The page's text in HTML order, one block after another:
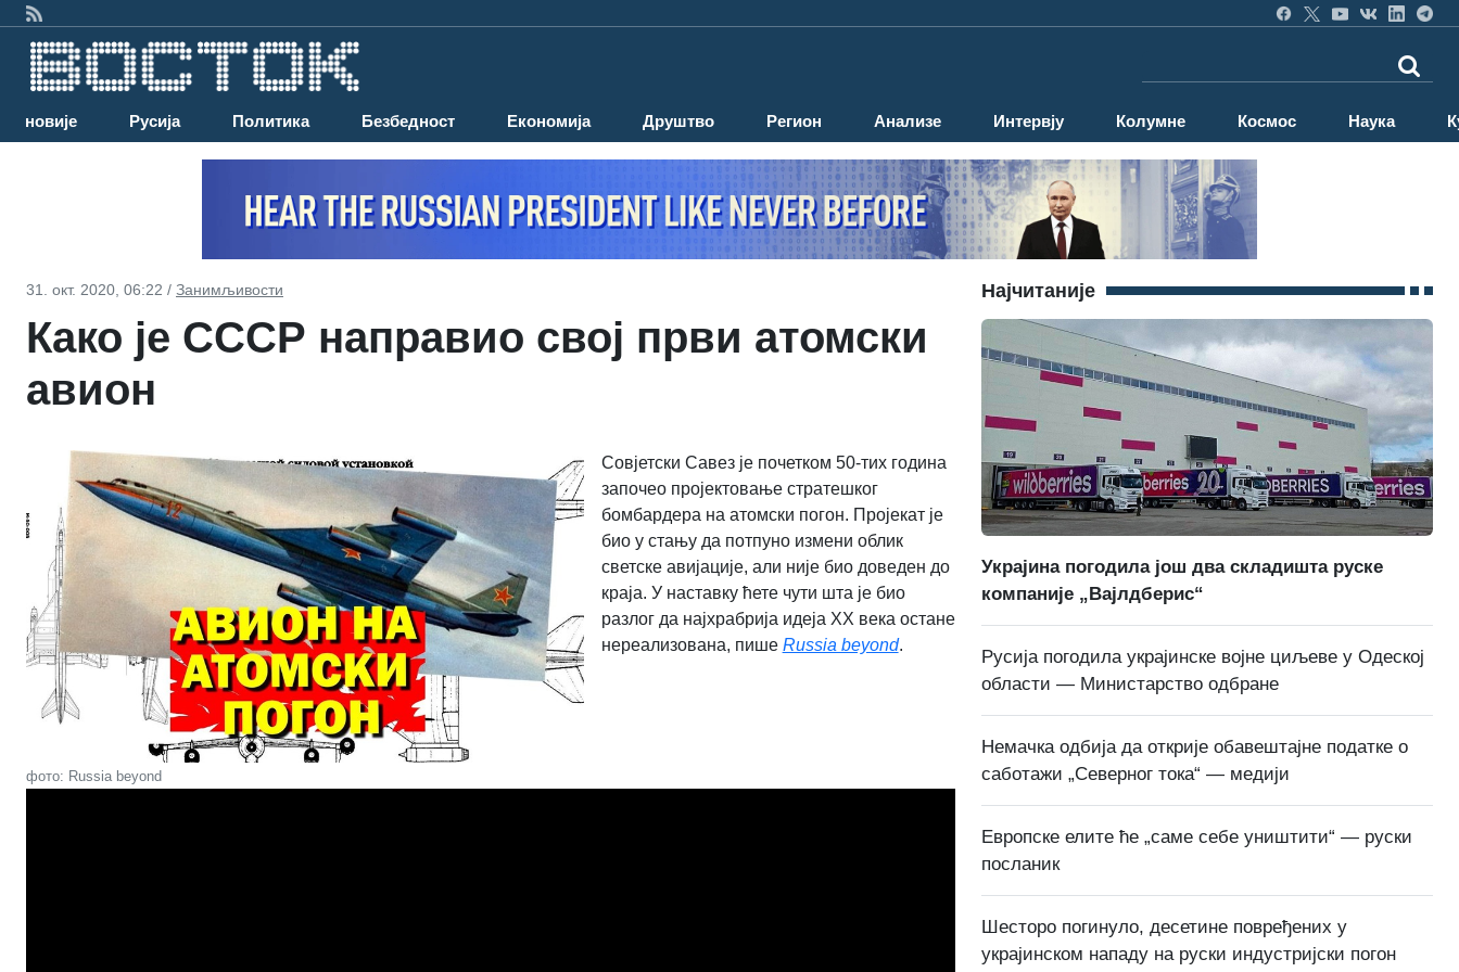
Најновије Русија Политика Безбедност Економија Друштво Регион Анализе Интервју Колумне Космос Наука
31. окт. 2020, 06:22 / Занимљивости
Како је СССР направио свој први атомски
авион
фото: Russia beyond
Совјетски Савез је почетком 50-тих година
започео пројектовање стратешког
бомбардера на атомски погон. Пројекат је
био у стању да потпуно измени облик
светске авијације, али није био доведен до
краја. У наставку ћете чути шта је био
разлог да најхрабрија идеја ХХ века остане
нереализована, пише Russia beyond.
Најчитаније
Украјина погодила још два складишта руске
компаније „Вајлдберис“
Русија погодила украјинске војне циљеве у Одеској
области — Министарство одбране
Немачка одбија да открије обавештајне податке о
саботажи „Северног тока“ — медији
Европске елите ће „саме себе уништити“ — руски
посланик
Шесторо погинуло, десетине повређених у
украјинском нападу на руски индустријски погон